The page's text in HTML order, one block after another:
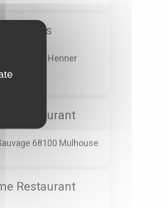
Loisirs
Jacques Henner
Restaurant
68100 Mulhouse
Restaurant